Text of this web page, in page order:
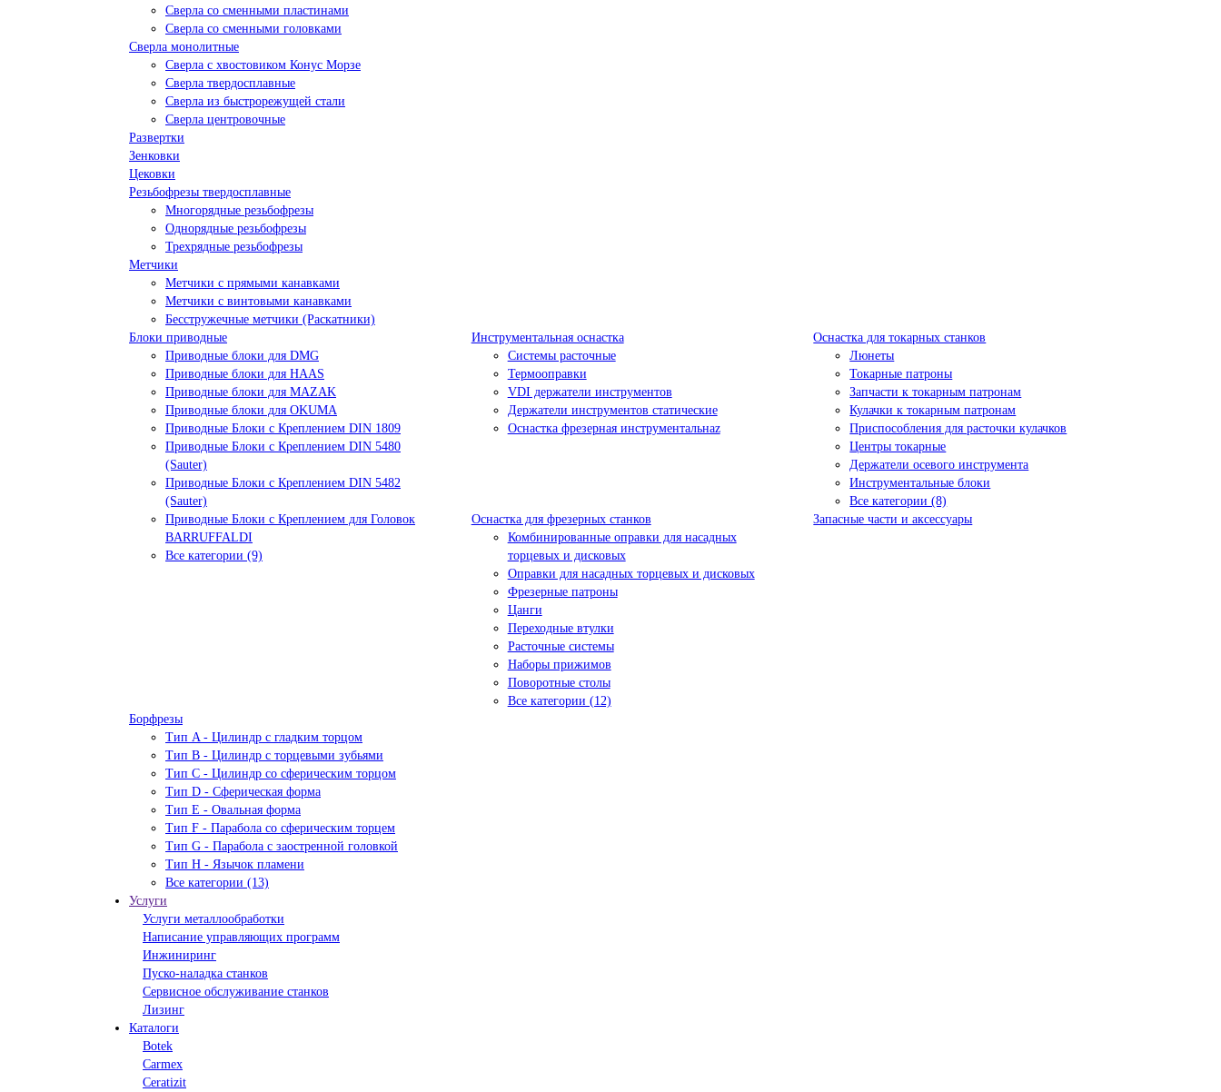
Сверла со сменными пластинами
Сверла со сменными головками
Сверла монолитные
Сверла с хвостовиком Конус Морзе
Сверла твердосплавные
Сверла из быстрорежущей стали
Сверла центровочные
Развертки
Зенковки
Цековки
Резьбофрезы твердосплавные
Многорядные резьбофрезы
Однорядные резьбофрезы
Трехрядные резьбофрезы
Метчики
Метчики с прямыми канавками
Метчики с винтовыми канавками
Бесстружечные метчики (Раскатники)
Блоки приводные
Приводные блоки для DMG
Приводные блоки для HAAS
Приводные блоки для MAZAK
Приводные блоки для OKUMA
Приводные Блоки с Креплением DIN 1809
Приводные Блоки с Креплением DIN 5480
(Sauter)
Приводные Блоки с Креплением DIN 5482
(Sauter)
Приводные Блоки с Креплением для Головок
BARRUFFALDI
Все категории (9)
Инструментальная оснастка
Системы расточные
Термооправки
VDI держатели инструментов
Держатели инструментов статические
Оснастка фрезерная инструментальнаz
Оснастка для токарных станков
Люнеты
Токарные патроны
Запчасти к токарным патронам
Кулачки к токарным патронам
Приспособления для расточки кулачков
Центры токарные
Держатели осевого инструмента
Инструментальные блоки
Все категории (8)
Оснастка для фрезерных станков
Комбинированные оправки для насадных
торцевых и дисковых
Оправки для насадных торцевых и дисковых
Фрезерные патроны
Цанги
Переходные втулки
Расточные системы
Наборы прижимов
Поворотные столы
Все категории (12)
Запасные части и аксессуары
Борфрезы
Тип A - Цилиндр с гладким торцом
Тип В - Цилиндр с торцевыми зубьями
Тип С - Цилиндр со сферическим торцом
Тип D - Сферическая форма
Тип Е - Овальная форма
Тип F - Парабола со сферическим торцем
Тип G - Парабола с заостренной головкой
Тип H - Язычок пламени
Все категории (13)
Услуги
Услуги металлообработки
Написание управляющих программ
Инжиниринг
Пуско-наладка станков
Сервисное обслуживание станков
Лизинг
Каталоги
Botek
Carmex
Ceratizit